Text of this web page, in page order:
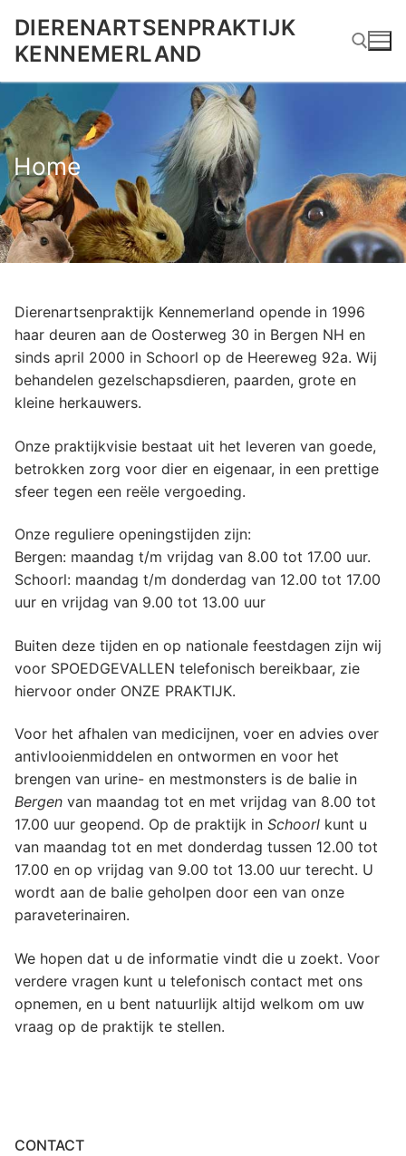
naar
inhoud
DIERENARTSENPRAKTIJK
KENNEMERLAND
Zoeken naar:
Home
Dierenartsenpraktijk Kennemerland opende in 1996
haar deuren aan de Oosterweg 30 in Bergen NH en
sinds april 2000 in Schoorl op de Heereweg 92a. Wij
behandelen gezelschapsdieren, paarden, grote en
kleine herkauwers.
Onze praktijkvisie bestaat uit het leveren van goede,
betrokken zorg voor dier en eigenaar, in een prettige
sfeer tegen een reële vergoeding.
Onze reguliere openingstijden zijn:
Bergen: maandag t/m vrijdag van 8.00 tot 17.00 uur.
Schoorl: maandag t/m donderdag van 12.00 tot 17.00
uur en vrijdag van 9.00 tot 13.00 uur
Buiten deze tijden en op nationale feestdagen zijn wij
voor SPOEDGEVALLEN telefonisch bereikbaar, zie
hiervoor onder ONZE PRAKTIJK.
Voor het afhalen van medicijnen, voer en advies over
antivlooienmiddelen en ontwormen en voor het
brengen van urine- en mestmonsters is de balie in
Bergen van maandag tot en met vrijdag van 8.00 tot
17.00 uur geopend. Op de praktijk in Schoorl kunt u
van maandag tot en met donderdag tussen 12.00 tot
17.00 en op vrijdag van 9.00 tot 13.00 uur terecht. U
wordt aan de balie geholpen door een van onze
paraveterinairen.
We hopen dat u de informatie vindt die u zoekt. Voor
verdere vragen kunt u telefonisch contact met ons
opnemen, en u bent natuurlijk altijd welkom om uw
vraag op de praktijk te stellen.
CONTACT